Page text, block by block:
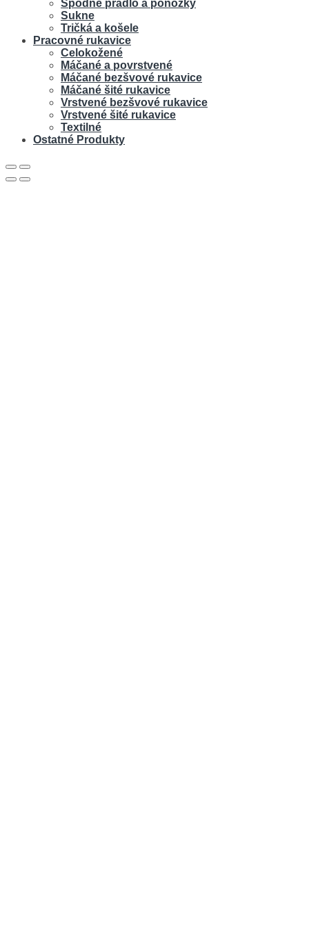
Spodné prádlo a ponožky
Sukne
Tričká a košele
Pracovné rukavice
Celokožené
Máčané a povrstvené
Máčané bezšvové rukavice
Máčané šité rukavice
Vrstvené bezšvové rukavice
Vrstvené šité rukavice
Textilné
Ostatné Produkty